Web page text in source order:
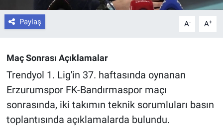
Paylaş A- A+
Maç Sonrası Açıklamalar
Trendyol 1. Lig'in 37. haftasında oynanan
Erzurumspor FK-Bandırmaspor maçı
sonrasında, iki takımın teknik sorumluları basın
toplantısında açıklamalarda bulundu.